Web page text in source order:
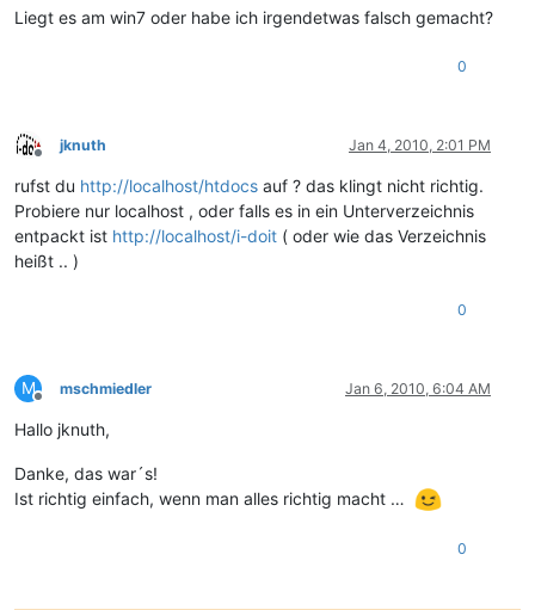
Liegt es am win7 oder habe ich irgendetwas falsch gemacht?
0
Offline
jknuth Jan 4, 2010, 2:01 PM
rufst du http://localhost/htdocs auf ? das klingt nicht richtig.
Probiere nur localhost , oder falls es in ein Unterverzeichnis
entpackt ist http://localhost/i-doit ( oder wie das Verzeichnis
heißt .. )
0
M
Offline
mschmiedler Jan 6, 2010, 6:04 AM
Hallo jknuth,
Danke, das war´s!
Ist richtig einfach, wenn man alles richtig macht …
0